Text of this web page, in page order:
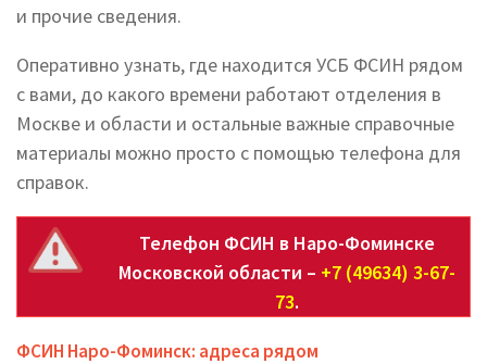
и прочие сведения.
Оперативно узнать, где находится УСБ ФСИН рядом
с вами, до какого времени работают отделения в
Москве и области и остальные важные справочные
материалы можно просто с помощью телефона для
справок.
Телефон ФСИН в Наро-Фоминске
Московской области – +7 (49634) 3-67-
73.
ФСИН Наро-Фоминск: адреса рядом